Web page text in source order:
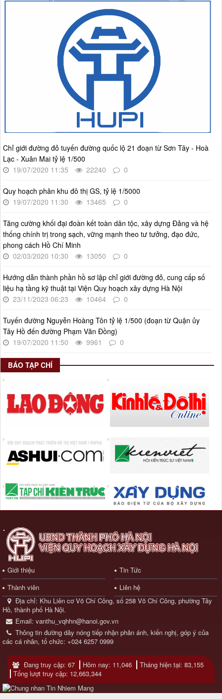
Quyết định số 2512/QĐ-UBND v/v Phê duyệt Quy hoạch tổng
thể Thủ đô Hà Nội tầm nhìn 100 năm
Thời gian đăng: 14/05/2026
lượt xem: 1216 | lượt tải:727
Quyết định số 4386/QĐ-UBND v/v Ban hành Kế hoạch thông
tin, tuyên truyền về cải cách hành chính nhà nước thành phố
Thời gian đăng: 25/08/2025
lượt xem: 566 | lượt tải:266
55-KH/ĐU
Kế hoạch Triển khai Phong trào "Bình dân học vụ số"
Thời gian đăng: 02/06/2025
Số 27/UBND-ĐT
Triển khai thực hiện Nghị quyết số 34/2024/NQ-HĐND ngày
19/11/2024 của Hội đồng nhân dân Thành phố.
Thời gian đăng: 08/01/2025
lượt xem: 944 | lượt tải:402
Chỉ giới đường đỏ tuyến đường quốc lộ 21 đoạn từ Sơn Tây - Hoà
Lạc - Xuân Mai tỷ lệ 1/500
19/07/2020 11:35
22240 0
Quy hoạch phân khu đô thị GS, tỷ lệ 1/5000
19/07/2020 11:30
13465 0
Tăng cường khối đại đoàn kết toàn dân tộc, xây dựng Đảng và hệ
thống chính trị trong sạch, vững mạnh theo tư tưởng, đạo đức,
phong cách Hồ Chí Minh
02/03/2020 10:30
13050 0
Hướng dẫn thành phần hồ sơ lập chỉ giới đường đỏ, cung cấp số
liệu hạ tầng kỹ thuật tại Viện Quy hoạch xây dựng Hà Nội
23/11/2023 06:23
10464 0
Tuyến đường Nguyễn Hoàng Tôn tỷ lệ 1/500 (đoạn từ Quận ủy
Tây Hồ đến đường Phạm Văn Đồng)
19/07/2020 11:50
9961 0
BÁO TẠP CHÍ
Giới thiệu
Tin Tức
Thành viên
Liên hệ
Địa chỉ: Khu Liên cơ Võ Chí Công, số 258 Võ Chí Công, phường Tây
Hồ, thành phố Hà Nội.
Email: vanthu_vqhhn@hanoi.gov.vn
Thông tin đường dây nóng tiếp nhận phản ánh, kiến nghị, góp ý của
các cá nhân, tổ chức: +024 6257 0999
Đang truy cập: 67 Hôm nay: 11,046
Tháng hiện tại: 83,155
Tổng lượt truy cập: 12,663,344